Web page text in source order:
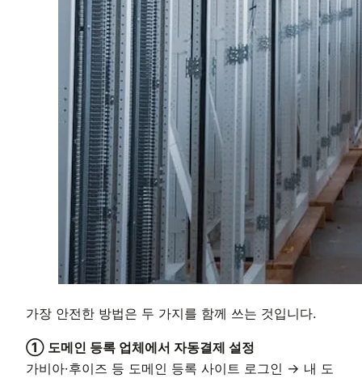
가장 안전한 방법은 두 가지를 함께 쓰는 것입니다.
① 도메인 등록 업체에서 자동결제 설정
가비아·후이즈 등 도메인 등록 사이트 로그인 → 내 도